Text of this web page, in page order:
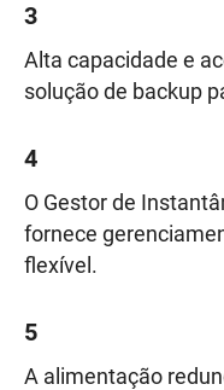
3
Alta capacidade e
solução de backup
4
O Gestor de
fornece
flexível.
5
A alimentação